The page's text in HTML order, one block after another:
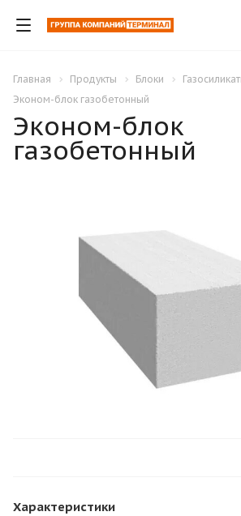
Главная Продукты Блоки
Эконом-блок газобетонный
Эконом-блок
газобетонный
Характеристики